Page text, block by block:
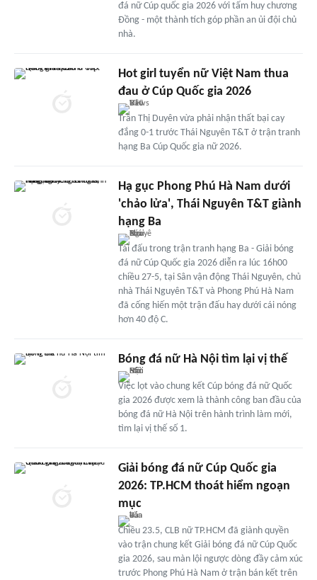
đá nữ Cúp quốc gia 2026 với tấm huy chương
Đồng - một thành tích góp phần an ủi đội chủ
nhà.
Hot girl tuyển nữ Việt Nam thua
đau ở Cúp Quốc gia 2026
Trần Thị Duyên vừa phải nhận thất bại cay
đắng 0-1 trước Thái Nguyên T&T ở trận tranh
hạng Ba Cúp Quốc gia nữ 2026.
Hạ gục Phong Phú Hà Nam dưới
'chảo lửa', Thái Nguyên T&T giành
hạng Ba
Tái đấu trong trận tranh hạng Ba - Giải bóng
đá nữ Cúp Quốc gia 2026 diễn ra lúc 16h00
chiều 27-5, tại Sân vận động Thái Nguyên, chủ
nhà Thái Nguyên T&T và Phong Phú Hà Nam
đã cống hiến một trận đấu hay dưới cái nóng
hơn 40 độ C.
Bóng đá nữ Hà Nội tìm lại vị thế
Việc lọt vào chung kết Cúp bóng đá nữ Quốc
gia 2026 được xem là thành công ban đầu của
bóng đá nữ Hà Nội trên hành trình làm mới,
tìm lại vị thế số 1.
Giải bóng đá nữ Cúp Quốc gia
2026: TP.HCM thoát hiểm ngoạn
mục
Chiều 23.5, CLB nữ TP.HCM đã giành quyền
vào trận chung kết Giải bóng đá nữ Cúp Quốc
gia 2026, sau màn lội ngược dòng đầy cảm xúc
trước Phong Phú Hà Nam ở trận bán kết trên